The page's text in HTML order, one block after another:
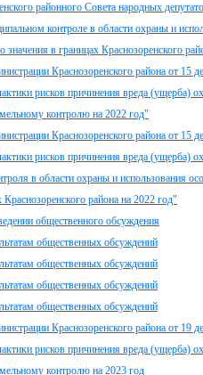
районного Совета народных
контроле в области охраны и
значения в границах Краснозоренского
Краснозоренского района от
рисков причинения вреда (ущерба)
контролю на 2022 год"
Краснозоренского района от
рисков причинения вреда (ущерба)
в области охраны и использования
Краснозоренского района на 2022 год"
общественного обсуждения
общественных обсуждений
общественных обсуждений
общественных обсуждений
общественных обсуждений
Краснозоренского района от
рисков причинения вреда (ущерба)
контролю на 2023 год